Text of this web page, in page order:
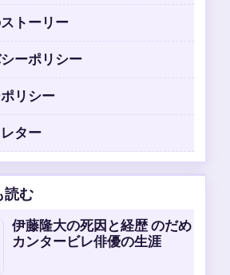
トーリー
ーポリシー
リシー
ター
読む
伊藤隆大の死因と経歴 のだめ
カンタービレ俳優の生涯